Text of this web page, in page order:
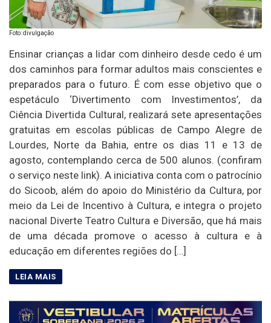
Foto: divulgação
Ensinar crianças a lidar com dinheiro desde cedo é um
dos caminhos para formar adultos mais conscientes e
preparados para o futuro. É com esse objetivo que o
espetáculo ‘Divertimento com Investimentos’, da
Ciência Divertida Cultural, realizará sete apresentações
gratuitas em escolas públicas de Campo Alegre de
Lourdes, Norte da Bahia, entre os dias 11 e 13 de
agosto, contemplando cerca de 500 alunos. (confiram
o serviço neste link). A iniciativa conta com o patrocínio
do Sicoob, além do apoio do Ministério da Cultura, por
meio da Lei de Incentivo à Cultura, e integra o projeto
nacional Diverte Teatro Cultura e Diversão, que há mais
de uma década promove o acesso à cultura e à
educação em diferentes regiões do […]